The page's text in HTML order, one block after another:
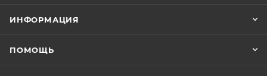
ИНФОРМАЦИЯ
ПОМОЩЬ